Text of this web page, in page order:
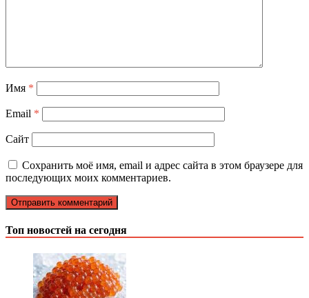
Имя *
Email *
Сайт
Сохранить моё имя, email и адрес сайта в этом браузере для
последующих моих комментариев.
Топ новостей на сегодня